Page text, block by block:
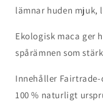
lämnar huden mjuk,
Ekologisk maca ger
spårämnen som
Innehåller
100 % naturligt